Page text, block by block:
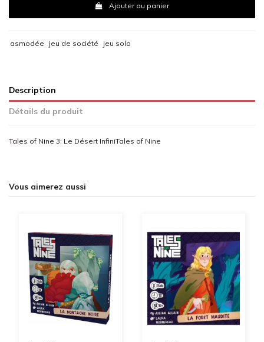
Ajouter au panier
asmodée jeu de société jeu solo
Description
Détails du produit
Tales of Nine 3: Le Désert InfiniTales of Nine
Vous aimerez aussi